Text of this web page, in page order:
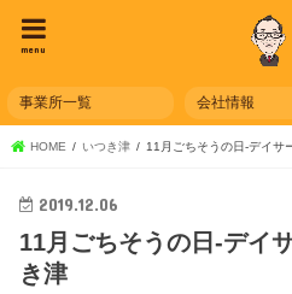
menu
事業所一覧 会社情報
HOME いつき津 11月ごちそうの日-デイサ
2019.12.06
11月ごちそうの日-デイ
き津